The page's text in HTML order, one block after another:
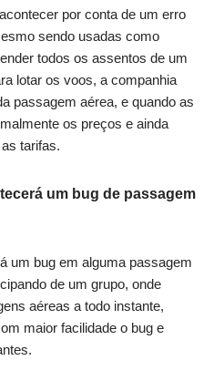
por conta de um erro
sendo usadas como
todos os assentos de um
lotar os voos, a companhia
passagem aérea, e quando as
os preços e ainda
tarifas.
um bug de passagem
um bug em alguma passagem
de um grupo, onde
aéreas a todo instante,
maior facilidade o bug e